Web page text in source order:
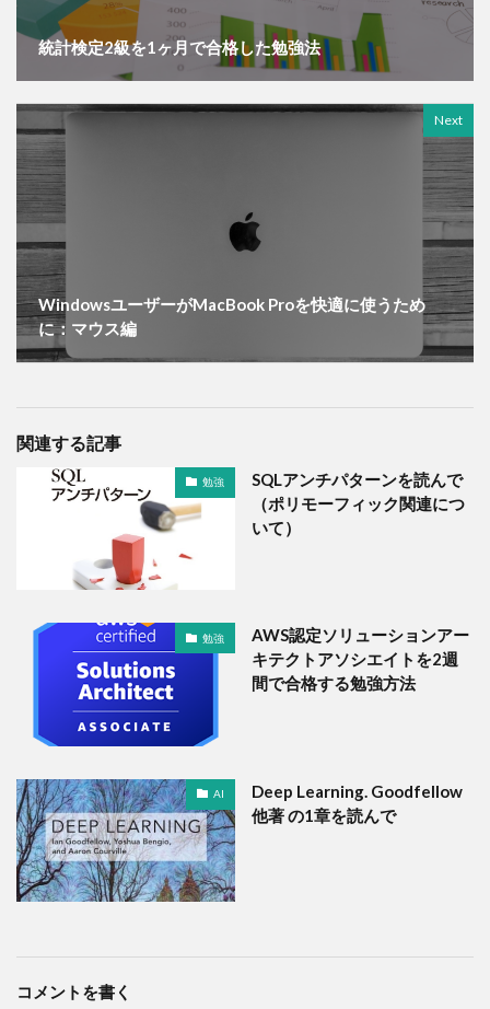
統計検定2級を1ヶ月で合格した勉強法
Next
WindowsユーザーがMacBook Proを快適に使うため
に：マウス編
関連する記事
勉強
SQLアンチパターンを読んで
（ポリモーフィック関連につ
いて）
勉強
AWS認定ソリューションアー
キテクトアソシエイトを2週
間で合格する勉強方法
AI
Deep Learning. Goodfellow
他著 の1章を読んで
コメントを書く